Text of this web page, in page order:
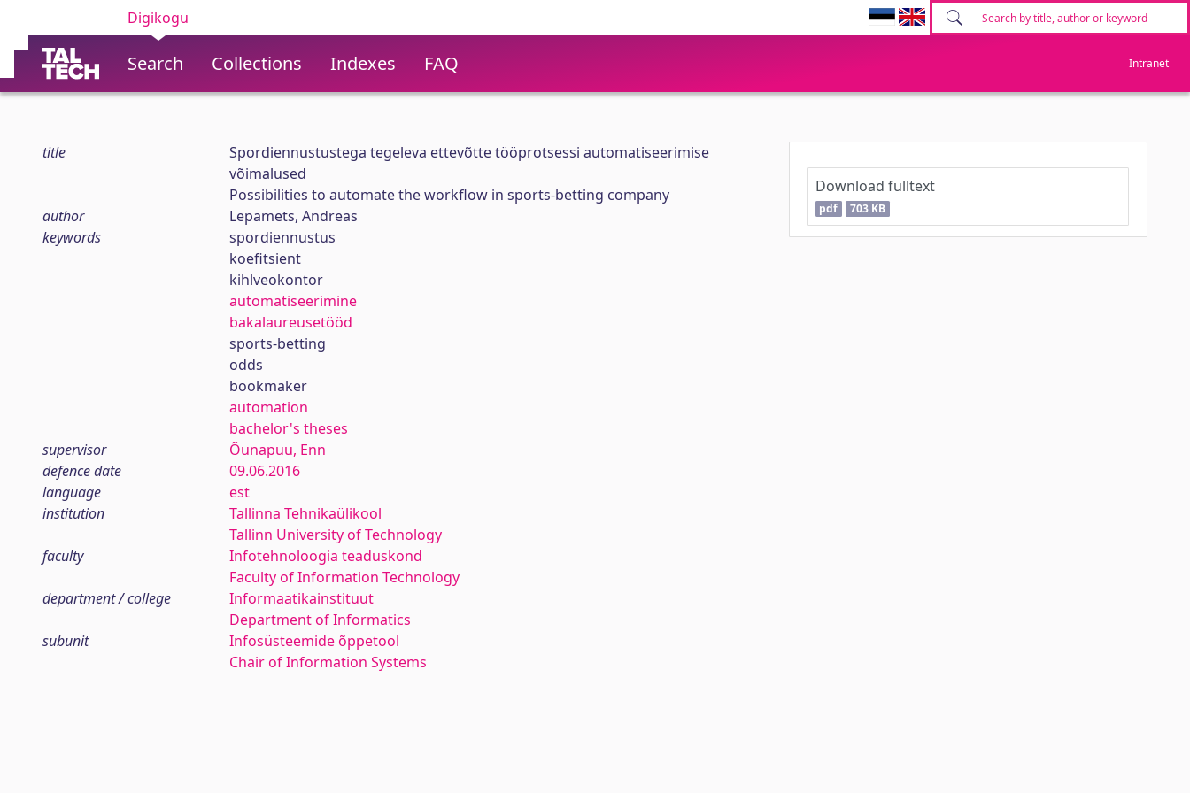
Digikogu
Search Collections Indexes FAQ Intranet
title
Spordiennustustega tegeleva ettevõtte tööprotsessi automatiseerimise
võimalused
Possibilities to automate the workflow in sports-betting company
author
Lepamets, Andreas
keywords
spordiennustus
koefitsient
kihlveokontor
automatiseerimine
bakalaureusetööd
sports-betting
odds
bookmaker
automation
bachelor's theses
supervisor
Õunapuu, Enn
defence date
09.06.2016
language
est
institution
Tallinna Tehnikaülikool
Tallinn University of Technology
faculty
Infotehnoloogia teaduskond
Faculty of Information Technology
department / college
Informaatikainstituut
Department of Informatics
subunit
Infosüsteemide õppetool
Chair of Information Systems
Download fulltext
pdf 703 KB